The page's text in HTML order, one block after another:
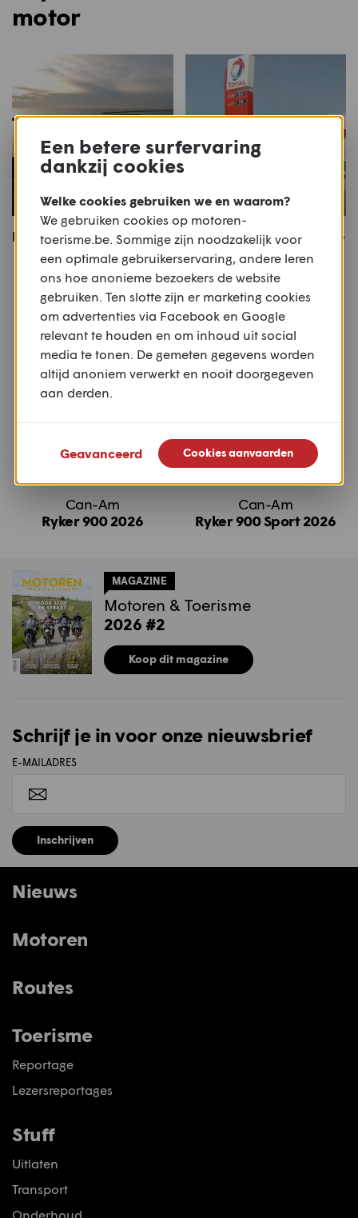
motor
Rondom_IJsselmeer
Langs twee fantastische
motorroutes in Corsica
Meer motoren
Meer dan € 13.000
Can-Am
Ryker 900 2026
Can-Am
Ryker 900 Sport 2026
MAGAZINE
Motoren & Toerisme
2026 #2
Koop dit magazine
Schrijf je in voor onze nieuwsbrief
E-MAILADRES
Inschrijven
Nieuws
Motoren
Routes
Toerisme
Reportage
Lezersreportages
Stuff
Uitlaten
Transport
Onderhoud
Een betere surfervaring
dankzij cookies
Welke cookies gebruiken we en waarom?
We gebruiken cookies op motoren-
toerisme.be. Sommige zijn noodzakelijk voor
een optimale gebruikerservaring, andere leren
ons hoe anonieme bezoekers de website
gebruiken. Ten slotte zijn er marketing cookies
om advertenties via Facebook en Google
relevant te houden en om inhoud uit social
media te tonen. De gemeten gegevens worden
altijd anoniem verwerkt en nooit doorgegeven
aan derden.
Geavanceerd Cookies aanvaarden